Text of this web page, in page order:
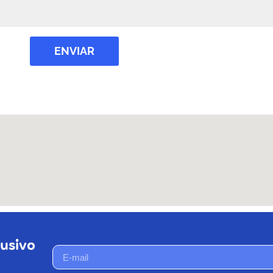
ENVIAR